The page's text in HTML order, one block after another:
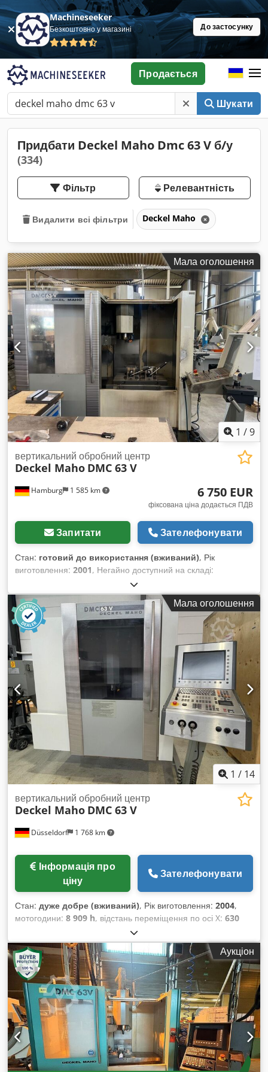
Machineseeker
Безкоштовно у магазині До застосунку
Шукати
Продається
Придбати Deckel Maho Dmc 63 V б/у
(334)
Фільтр Релевантність
Видалити всі фільтри Deckel Maho
Мала оголошення
1 /9
Hamburg 1 585 km
вертикальний обробний центр
Deckel Maho DMC 63 V
6 750 EUR
фіксована ціна додається ПДВ
Запитати Зателефонувати
Стан: готовий до використання (вживаний), Рік
виготовлення: 2001, Негайно доступний на складі:
Вертикальний обробний центр Deckel Maho Тип DMC 63 V
Cedpozrr Riofx Amgorf Рік випуску 2001 Система
управління Heidenhain Розміри столу 800 x 500 мм Конус
Шанка SK 40 Автоматична зміна інструменту на 24 позиції
Навантаження на стіл 500 кг Швидкість обертання
шпинделя до 8000 об/хв Потужність приводу 13/9 кВт
Транспортер для стружки Вага 4 тонни Ціна: 6 750 євро, без
ПДВ, на умовах самовивозу зі складу.
Мала оголошення
1 / 14
Düsseldorf 1 768 km
вертикальний обробний центр
Deckel Maho DMC 63 V
ціну
Зателефонувати
Стан: дуже добре (вживаний), Рік виготовлення: 2004,
мотогодини: 8 909 h, відстань переміщення по осі X: 630
, відстань переміщення по осі Y:
переміщення осі Z:500 мм, виробник контролерів:
Heidenhain, модель контролера:iTNC 530 , максимальна
вага заготовки:500 кг, загальна висота:2 700 мм
, загальна
довжина:2 800 мм, загальна ширина:2 700 мм , ширина
столу:500 мм, довжина столу:800 мм, загальна вага:4 500
кг, швидкість шпинделя (хв.):10 000 об/хв, Рік
виготовлення: 2004 ЧПК-контролер: Heidenhain iTNC 530
Осі Хід осі X, мм: 630 Хід осі Y, мм: 500 Хід осі Z, мм: 500
Робочий стіл Розміри столу, мм: 800x500 Максимальна вага
заготовки, кг: 500 Шпиндель Швидкість шпинделя, об/хв:
10000 Потужність приводу шпинделя, кВт: 9/13 (40/100%
Аукціон